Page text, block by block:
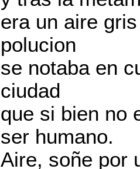
era un aire
polucion
se notaba en
ciudad
que si bien no
ser humano.
Aire, soñe por